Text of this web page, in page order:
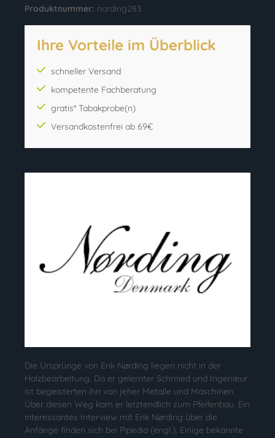
Produktnummer: nording283
Ihre Vorteile im Überblick
schneller Versand
kompetente Fachberatung
gratis* Tabakprobe(n)
Versandkostenfrei ab 69€
Die Ursprünge von Erik Nørding liegen nicht in der
Holzbearbeitung. Da er gelernter Schmied und Ingenieur
ist begeisterten ihn von jeher Metalle und Maschinen.
Über diesen Weg kam er letztendlich zum Pfeifenbau. Ein
interessantes Interview mit Erik Nørding über die
Anfänge finden sich bei Pipedia (engl.). Einige bekannte